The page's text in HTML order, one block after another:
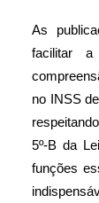
As
facilitar
no INSS
5º-B da
funções